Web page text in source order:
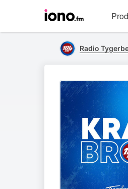
homepage
Radio